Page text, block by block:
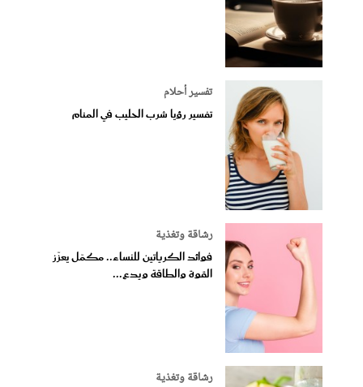
تفسير أحلام
تفسير رؤيا شرب الحليب في المنام
رشاقة وتغذية
فوائد الكرياتين للنساء.. مكمّل يعزّز
القوة والطاقة ويدع...
رشاقة وتغذية